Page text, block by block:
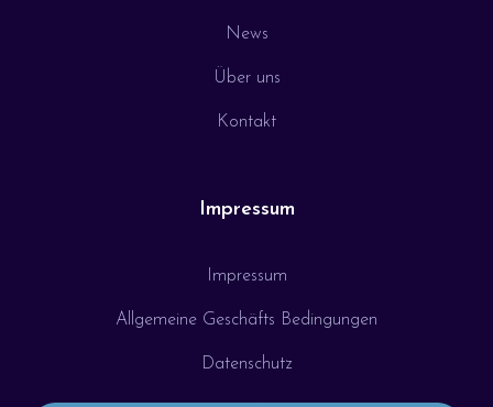
News
Über uns
Kontakt
Impressum
Impressum
Allgemeine Geschäfts Bedingungen
Datenschutz